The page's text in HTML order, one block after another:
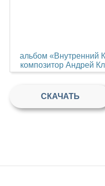
альбом «Внутренний
композитор Андрей
СКАЧАТЬ